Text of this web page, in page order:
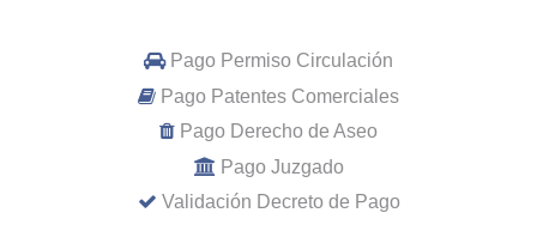
Pago Permiso Circulación
Pago Patentes Comerciales
Pago Derecho de Aseo
Pago Juzgado
Validación Decreto de Pago